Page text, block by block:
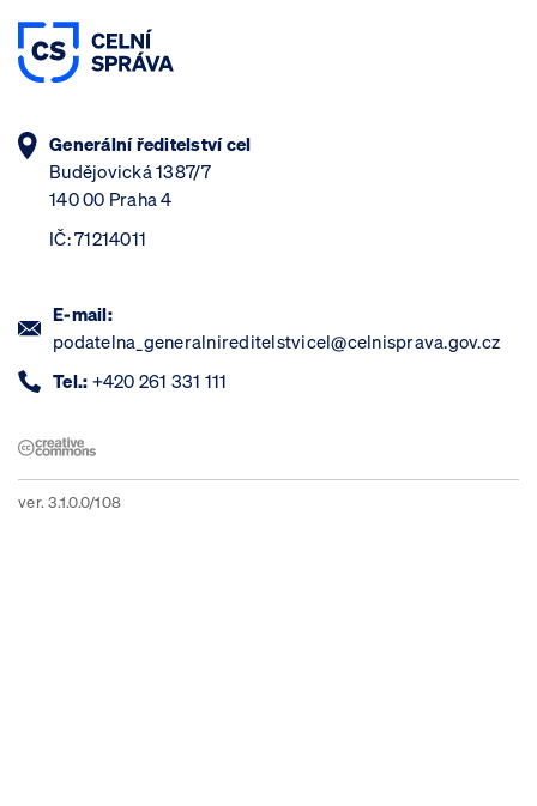
Generální ředitelství cel
Budějovická 1387/7
140 00 Praha 4
IČ: 71214011
E-mail:
podatelna_generalnireditelstvicel@celnisprava.gov.cz
Tel.: +420 261 331 111
ver. 3.1.0.0/108